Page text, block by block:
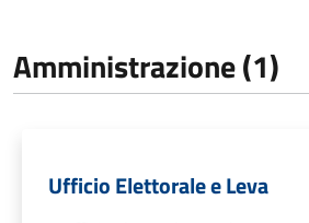
Amministrazione (1)
Ufficio Elettorale e Leva